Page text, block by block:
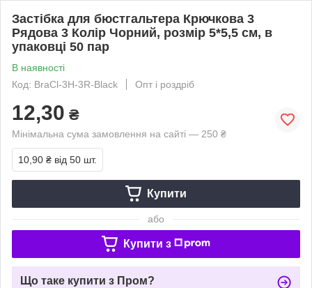
Застібка для бюстгальтера Крючкова 3
Рядова 3 Колір Чорний, розмір 5*5,5 см, в
упаковці 50 пар
В наявності
Код: BraCl-3H-3R-Black
Опт і роздріб
12,30 ₴
Мінімальна сума замовлення на сайті — 250 ₴
10,90 ₴ від 50 шт.
Купити
або
Купити з
Що таке купити з Пром?